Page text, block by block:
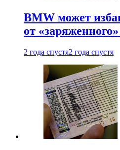
BMW может
от
2 года спустя2 года спустя